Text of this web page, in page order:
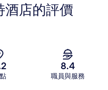
酒店的評價
8.4
職員與服務